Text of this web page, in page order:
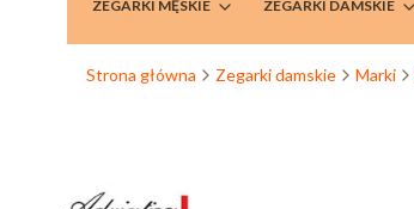
ZEGARKI MĘSKIE ZEGARKI DAMSKIE
Strona główna Zegarki damskie Marki